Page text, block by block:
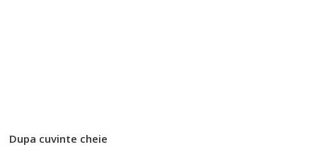
Dupa cuvinte cheie